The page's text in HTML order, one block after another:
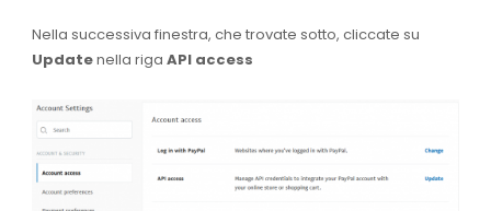
Nella successiva finestra, che trovate sotto, cliccate su
Updatenella riga API access